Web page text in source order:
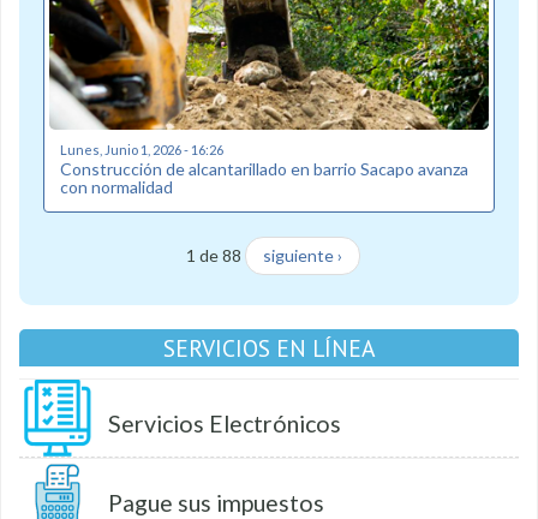
Lunes, Junio 1, 2026 - 16:26
Construcción de alcantarillado en barrio Sacapo avanza
con normalidad
1 de 88 siguiente ›
SERVICIOS EN LÍNEA
Servicios Electrónicos
Pague sus impuestos